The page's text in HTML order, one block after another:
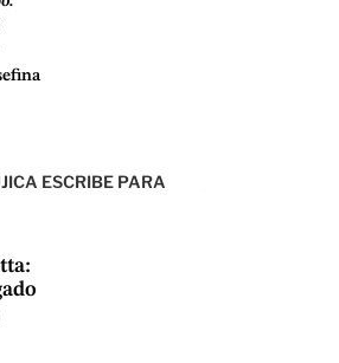
ESCRIBE PARA